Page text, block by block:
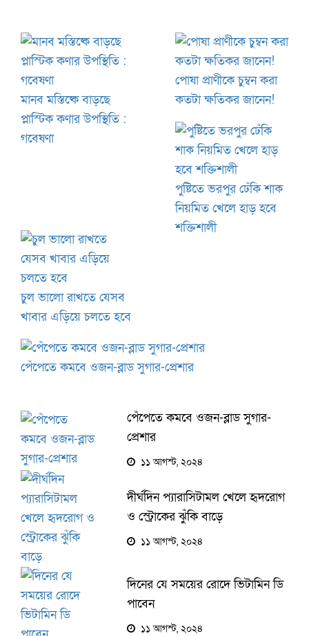
মানব মস্তিষ্কে বাড়ছে
প্লাস্টিক কণার উপস্থিতি :
গবেষণা
পোষা প্রাণীকে চুম্বন করা
কতটা ক্ষতিকর জানেন!
পুষ্টিতে ভরপুর ঢেঁকি শাক
নিয়মিত খেলে হাড় হবে
শক্তিশালী
চুল ভালো রাখতে যেসব
খাবার এড়িয়ে চলতে হবে
পেঁপেতে কমবে ওজন-ব্লাড সুগার-প্রেশার
পেঁপেতে কমবে ওজন-ব্লাড সুগার-
প্রেশার
১১ আগস্ট, ২০২৪
দীর্ঘদিন প্যারাসিটামল খেলে হৃদরোগ
ও স্ট্রোকের ঝুঁকি বাড়ে
১১ আগস্ট, ২০২৪
দিনের যে সময়ের রোদে ভিটামিন ডি
পাবেন
১১ আগস্ট, ২০২৪